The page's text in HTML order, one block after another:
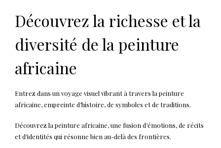
Découvrez la richesse et la
diversité de la peinture
africaine
Entrez dans un voyage visuel vibrant à travers la peinture
africaine, empreinte d’histoire, de symboles et de traditions.
Découvrez la peinture africaine, une fusion d’émotions, de récits
et d’identités qui résonne bien au-delà des frontières.